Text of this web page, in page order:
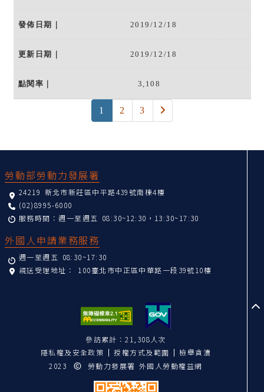
2019/12/18
2019/12/18
3,108
1 (current)
2 3 下一頁
勞動部勞動力發展署
24219 新北市新莊區中平路439號南棟4樓
(02)8995-6000
服務時間：週一至週五 08:30~12:30，13:30~17:30
外國人申請業務服務
週一至週五 08:30~17:30
親送受理地址： 100臺北市中正區中華路一段39號10樓
參訪累計：21,308人次
隱私權及安全政策
授權方式及範圍
檢舉貪瀆
2023
勞動力發展署 外國人勞動權益網
至